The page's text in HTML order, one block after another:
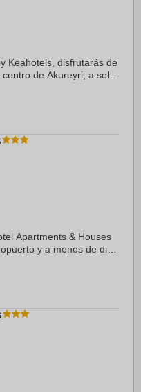
Keahotels, disfrutarás de
de Akureyri, a solo
Apartments & Houses
y a menos de diez